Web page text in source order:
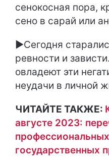
сенокосная пора,
сено в сарай или
►Сегодня
ревности и
овладеют эти
неудачи в личной
ЧИТАЙТЕ ТАКЖЕ:
августе 2023:
государственных